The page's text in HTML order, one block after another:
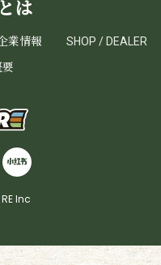
は
業情報
SHOP / DEALER
Inc